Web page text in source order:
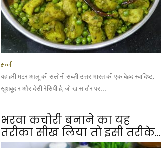
सब्ज़ी
यह हरी मटर आलू की सलोनी सब्ज़ी उत्तर भारत की एक बेहद स्वादिष्ट,
खुशबूदार और देसी रेसिपी है, जो खास तौर पर...
भरवा कचोरी बनाने का यह
तरीका सीख लिया तो इसी तरीके...